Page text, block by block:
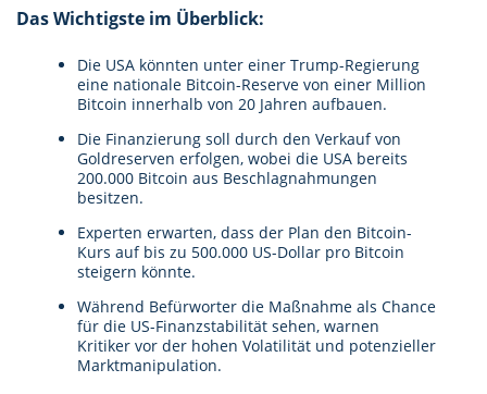
Das Wichtigste im Überblick:
Die USA könnten unter einer Trump-Regierung
eine nationale Bitcoin-Reserve von einer Million
Bitcoin innerhalb von 20 Jahren aufbauen.
Die Finanzierung soll durch den Verkauf von
Goldreserven erfolgen, wobei die USA bereits
200.000 Bitcoin aus Beschlagnahmungen
besitzen.
Experten erwarten, dass der Plan den Bitcoin-
Kurs auf bis zu 500.000 US-Dollar pro Bitcoin
steigern könnte.
Während Befürworter die Maßnahme als Chance
für die US-Finanzstabilität sehen, warnen
Kritiker vor der hohen Volatilität und potenzieller
Marktmanipulation.